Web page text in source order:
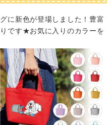
に新色が登場しました！豊富
です★お気に入りのカラーを